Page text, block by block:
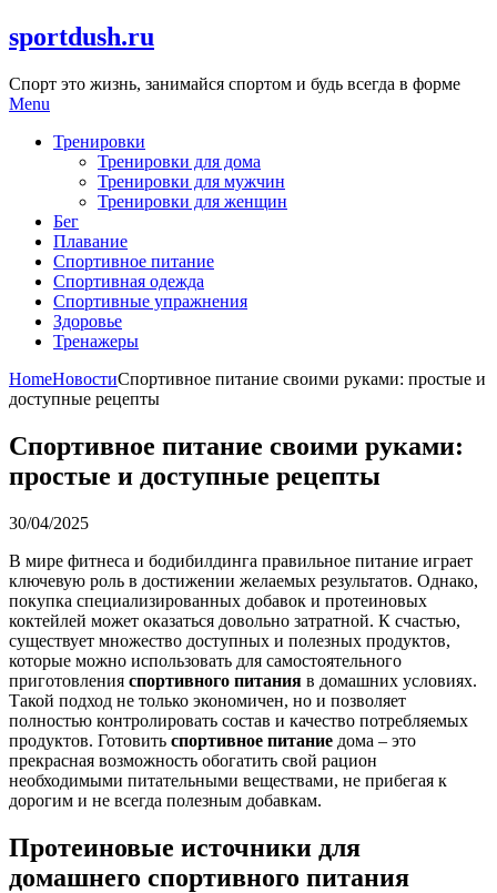
Skip
to
sportdush.ru
Спорт это жизнь, занимайся спортом и будь всегда в форме
Menu
Тренировки
Тренировки для дома
Тренировки для мужчин
Тренировки для женщин
Бег
Плавание
Спортивное питание
Спортивная одежда
Спортивные упражнения
Здоровье
Тренажеры
HomeНовостиСпортивное питание своими руками: простые и
доступные рецепты
Спортивное питание своими руками:
простые и доступные рецепты
30/04/2025
В мире фитнеса и бодибилдинга правильное питание играет
ключевую роль в достижении желаемых результатов. Однако,
покупка специализированных добавок и протеиновых
коктейлей может оказаться довольно затратной. К счастью,
существует множество доступных и полезных продуктов,
которые можно использовать для самостоятельного
приготовления спортивного питания в домашних условиях.
Такой подход не только экономичен, но и позволяет
полностью контролировать состав и качество потребляемых
продуктов. Готовить спортивное питание дома – это
прекрасная возможность обогатить свой рацион
необходимыми питательными веществами, не прибегая к
дорогим и не всегда полезным добавкам.
Протеиновые источники для
домашнего спортивного питания